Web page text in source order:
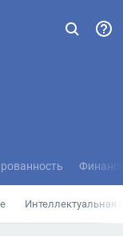
Интеллектуальная